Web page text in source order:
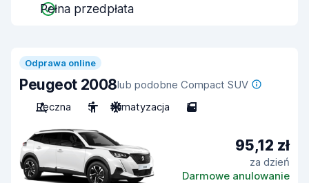
Pełna przedpłata
Odprawa online
Peugeot 2008lub podobne Compact SUV
Ręczna
5 Klimatyzacja 5
95,12 zł
za dzień
Darmowe anulowanie